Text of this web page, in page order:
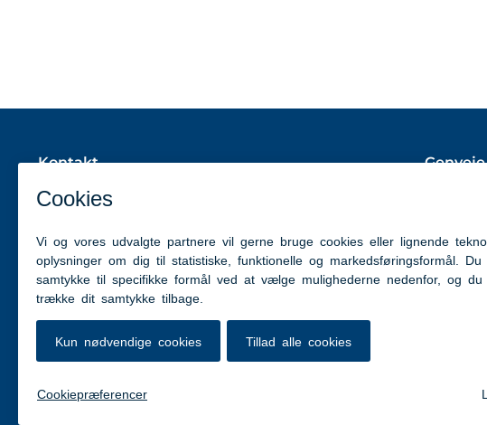
Kontakt
Ungeindsatsen i Aabenraa Kommune
6200 Aabenraa
Tlf: 7376 7676 (Kommunens hovednummer)
Genveje